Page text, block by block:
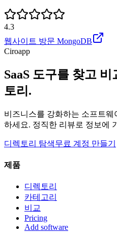
4.3
웹사이트 방문 MongoDB
Ciroapp
SaaS 도구를 찾고
토리.
비즈니스를 강화하는 소프트
하세요. 정직한 리뷰로 정보에
디렉토리 탐색무료 계정 만들기
제품
디렉토리
카테고리
비교
Pricing
Add software